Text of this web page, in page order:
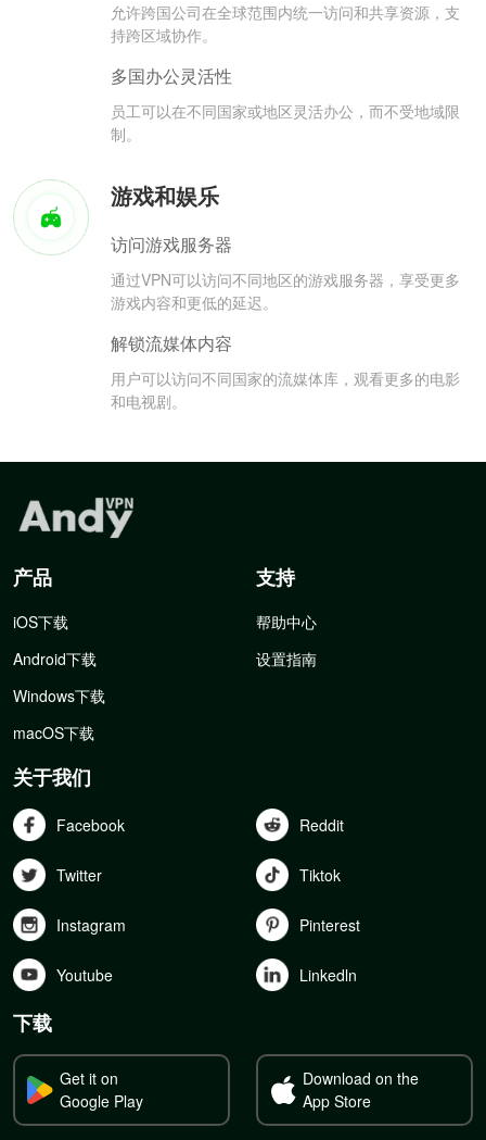
允许跨国公司在全球范围内统一访问和共享资源，支
持跨区域协作。
多国办公灵活性
员工可以在不同国家或地区灵活办公，而不受地域限
制。
游戏和娱乐
访问游戏服务器
通过VPN可以访问不同地区的游戏服务器，享受更多
游戏内容和更低的延迟。
解锁流媒体内容
用户可以访问不同国家的流媒体库，观看更多的电影
和电视剧。
产品
iOS下载
Android下载
Windows下载
macOS下载
支持
帮助中心
设置指南
关于我们
Facebook Reddit
Twitter Tiktok
Instagram Pinterest
Youtube Linkedln
下载
Get it on
Google Play
Download on the
App Store